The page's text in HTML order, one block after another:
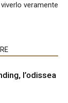
veramente
l’odissea